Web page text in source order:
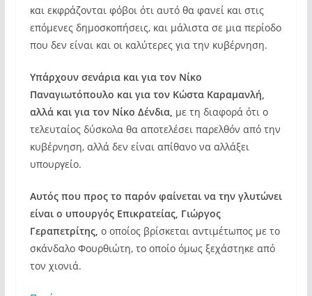
και εκφράζονται φόβοι ότι αυτό θα φανεί και στις
επόμενες δημοσκοπήσεις, και μάλιστα σε μια περίοδο
που δεν είναι και οι καλύτερες για την κυβέρνηση.
Υπάρχουν σενάρια και για τον Νίκο
Παναγιωτόπουλο και για τον Κώστα Καραμανλή,
αλλά και για τον Νίκο Δένδια, με τη διαφορά ότι ο
τελευταίος δύσκολα θα αποτελέσει παρελθόν από την
κυβέρνηση, αλλά δεν είναι απίθανο να αλλάξει
υπουργείο.
Αυτός που προς το παρόν φαίνεται να την γλυτώνει
είναι ο υπουργός Επικρατείας, Γιώργος
Γεραπετρίτης, ο οποίος βρίσκεται αντιμέτωπος με το
σκάνδαλο Φουρθιώτη, το οποίο όμως ξεχάστηκε από
τον χιονιά.